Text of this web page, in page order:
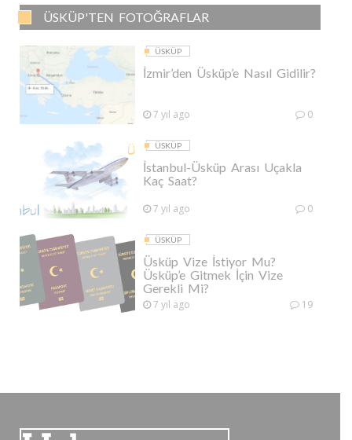
ÜSKÜP'TEN FOTOĞRAFLAR
ÜSKÜP
İzmir’den Üsküp’e Nasıl Gidilir?
7 yıl ago 0
ÜSKÜP
İstanbul-Üsküp Arası Uçakla
Kaç Saat?
7 yıl ago 0
ÜSKÜP
Üsküp Vize İstiyor Mu?
Üsküp’e Gitmek İçin Vize
Gerekli Mi?
7 yıl ago 19